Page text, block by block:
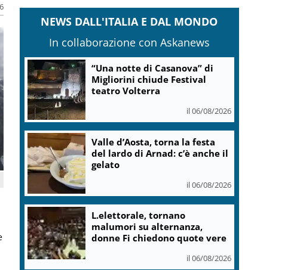
NEWS DALL'ITALIA E DAL MONDO
In collaborazione con Askanews
“Una notte di Casanova” di
Migliorini chiude Festival
teatro Volterra
il 06/08/2026
Valle d’Aosta, torna la festa
del lardo di Arnad: c’è anche il
gelato
il 06/08/2026
L.elettorale, tornano
malumori su alternanza,
donne Fi chiedono quote vere
il 06/08/2026